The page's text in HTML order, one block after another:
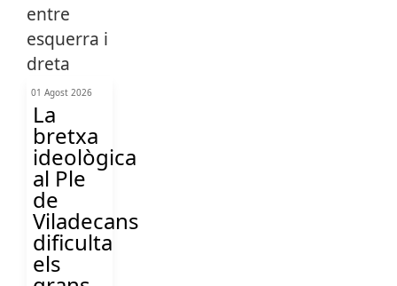
01 Agost 2026
La
bretxa
ideològica
al Ple
de
Viladecans
dificulta
els